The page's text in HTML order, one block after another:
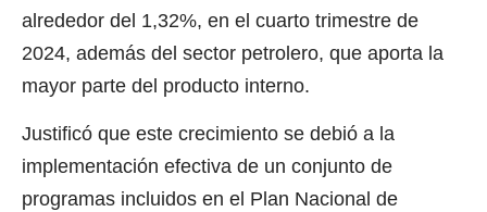
alrededor del 1,32%, en el cuarto trimestre de
2024, además del sector petrolero, que aporta la
mayor parte del producto interno.
Justificó que este crecimiento se debió a la
implementación efectiva de un conjunto de
programas incluidos en el Plan Nacional de